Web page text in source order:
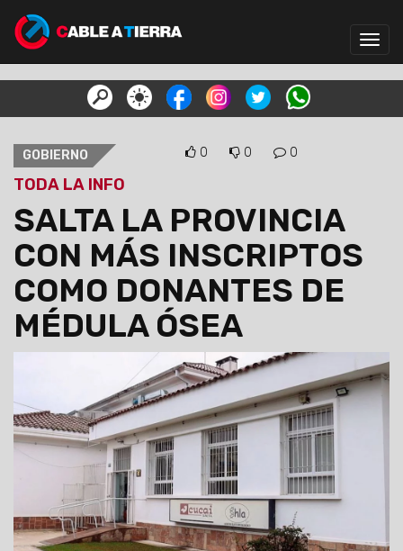
GOBIERNO 0 0 0
TODA LA INFO
SALTA LA PROVINCIA
CON MÁS INSCRIPTOS
COMO DONANTES DE
MÉDULA ÓSEA